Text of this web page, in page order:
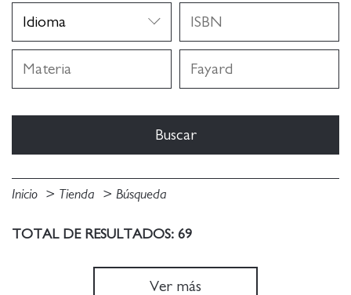
Inicio Tienda Búsqueda
TOTAL DE RESULTADOS: 69
Ver más